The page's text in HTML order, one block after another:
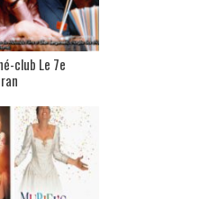
club Le 7e